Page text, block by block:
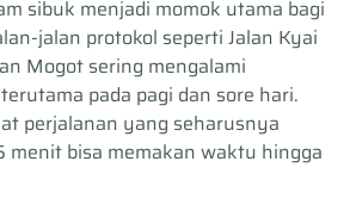
sibuk menjadi momok utama bagi
jalan protokol seperti Jalan Kyai
Mogot sering mengalami
pada pagi dan sore hari.
perjalanan yang seharusnya
menit bisa memakan waktu hingga